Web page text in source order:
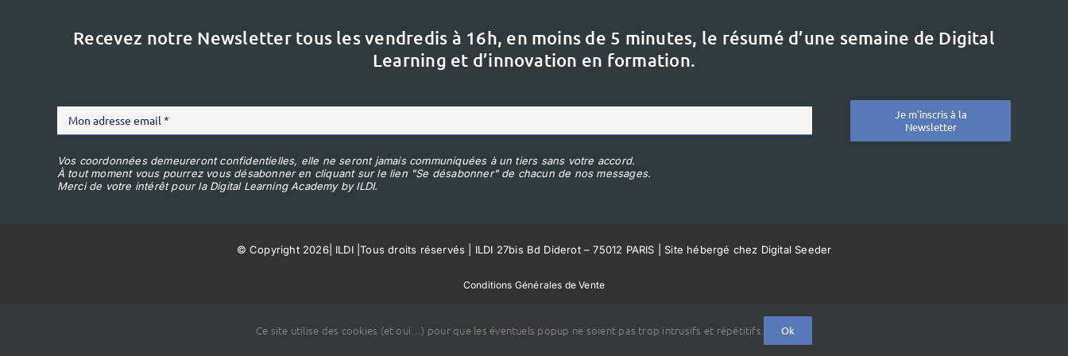
Recevez notre Newsletter tous les vendredis à 16h, en moins de 5 minutes, le résumé d’une semaine de Digital
Learning et d’innovation en formation.
Je m'inscris à la
Newsletter
Vos coordonnées demeureront confidentielles, elle ne seront jamais communiquées à un tiers sans votre accord.
À tout moment vous pourrez vous désabonner en cliquant sur le lien "Se désabonner" de chacun de nos messages.
Merci de votre intérêt pour la Digital Learning Academy by ILDI.
© Copyright 2026| ILDI|Tous droits réservés | ILDI 27bis Bd Diderot – 75012 PARIS | Site hébergé chez Digital Seeder
Conditions Générales de Vente
Ce site utilise des cookies (et oui…) pour que les éventuels popup ne soient pas trop intrusifs et répétitifs. Ok